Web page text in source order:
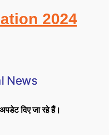
2024
News
अपडेट दिए जा रहे हैं।